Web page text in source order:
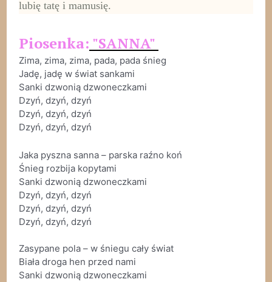
lubię tatę i mamusię.
Piosenka: "SANNA"
Zima, zima, zima, pada, pada śnieg
Jadę, jadę w świat sankami
Sanki dzwonią dzwoneczkami
Dzyń, dzyń, dzyń
Dzyń, dzyń, dzyń
Dzyń, dzyń, dzyń
Jaka pyszna sanna – parska raźno koń
Śnieg rozbija kopytami
Sanki dzwonią dzwoneczkami
Dzyń, dzyń, dzyń
Dzyń, dzyń, dzyń
Dzyń, dzyń, dzyń
Zasypane pola – w śniegu cały świat
Biała droga hen przed nami
Sanki dzwonią dzwoneczkami